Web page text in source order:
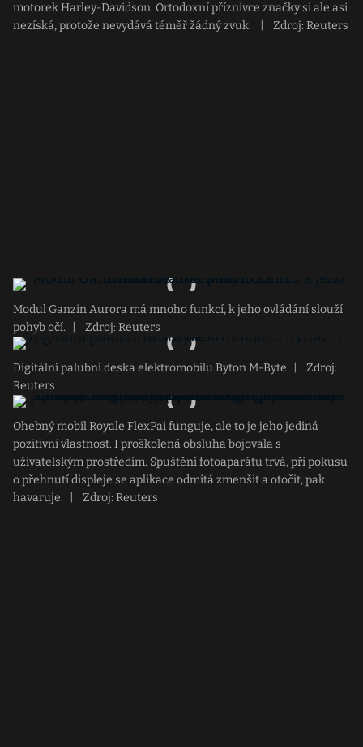
motorek Harley-Davidson. Ortodoxní příznivce značky si ale asi
nezíská, protože nevydává téměř žádný zvuk.
Zdroj: Reuters
Modul Ganzin Aurora má mnoho funkcí, k jeho ovládání slouží
pohyb očí.
Zdroj: Reuters
Digitální palubní deska elektromobilu Byton M-Byte
Zdroj:
Reuters
Ohebný mobil Royale FlexPai funguje, ale to je jeho jediná
pozitivní vlastnost. I proškolená obsluha bojovala s
uživatelským prostředím. Spuštění fotoaparátu trvá, při pokusu
o přehnutí displeje se aplikace odmítá zmenšit a otočit, pak
havaruje.
Zdroj: Reuters